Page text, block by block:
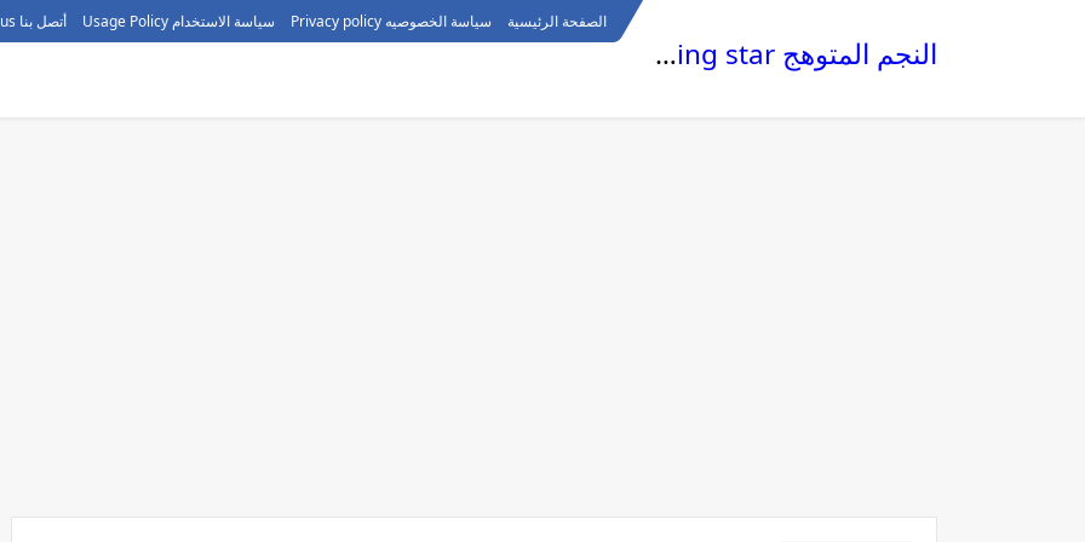
الصفحة الرئيسية سياسة الخصوصيه Privacy policy سياسة الاستخدام Usage Policy أتصل بنا call us
النجم المتوهج The glowing star